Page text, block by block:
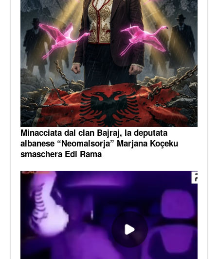
Minacciata dal clan Bajraj, la deputata
albanese “Neomalsorja” Marjana Koçeku
smaschera Edi Rama